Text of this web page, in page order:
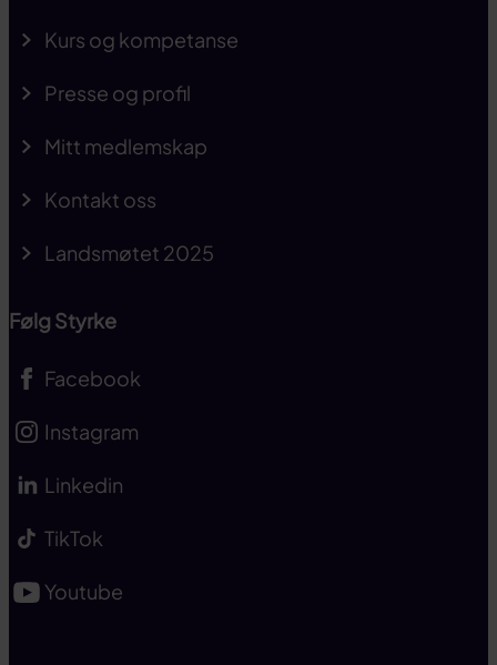
Kurs og kompetanse
Presse og profil
Mitt medlemskap
Kontakt oss
Landsmøtet 2025
Følg Styrke
Facebook
Instagram
Linkedin
TikTok
Youtube